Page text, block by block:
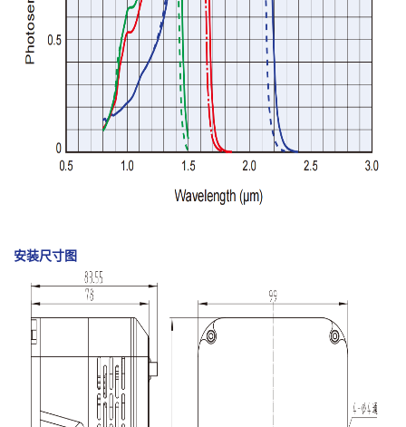
安装尺寸图